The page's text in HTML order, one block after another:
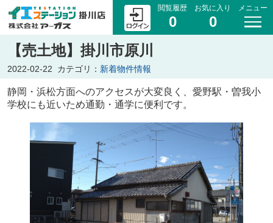
閲覧履歴
0
お気に入り
0
メニュー
【売土地】掛川市原川
2022-02-22 カテゴリ： 新着物件情報
静岡・浜松方面へのアクセスが大変良く、愛野駅・曽我小
学校にも近いため通勤・通学に便利です。